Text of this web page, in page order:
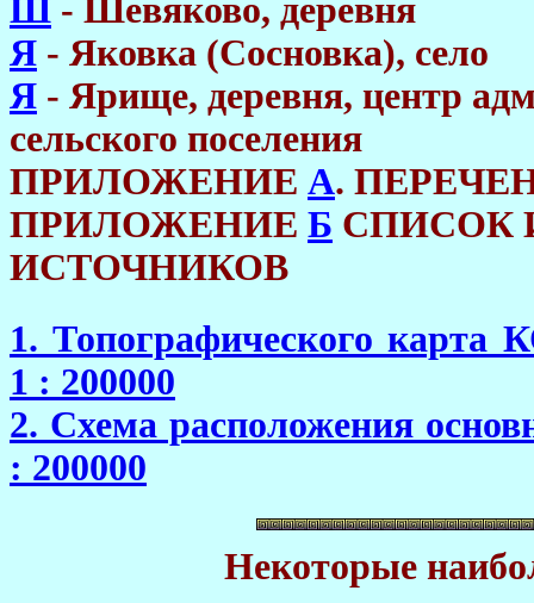
Ш - Шевяково, деревня
Я - Яковка (Сосновка), село
Я - Ярище, деревня, центр
сельского поселения
ПРИЛОЖЕНИЕ A.
ПРИЛОЖЕНИЕ Б СПИСОК
ИСТОЧНИКОВ
1. Топографического
1 : 200000
2. Схема расположения
: 200000
Некоторые